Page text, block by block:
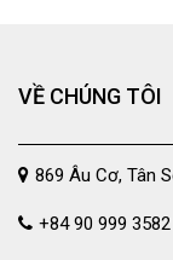
VỀ CHÚNG TÔI
869 Âu Cơ, Tân
+84 90 999